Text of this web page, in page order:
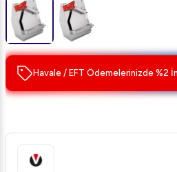
Havale / EFT Ödemelerinizde %2